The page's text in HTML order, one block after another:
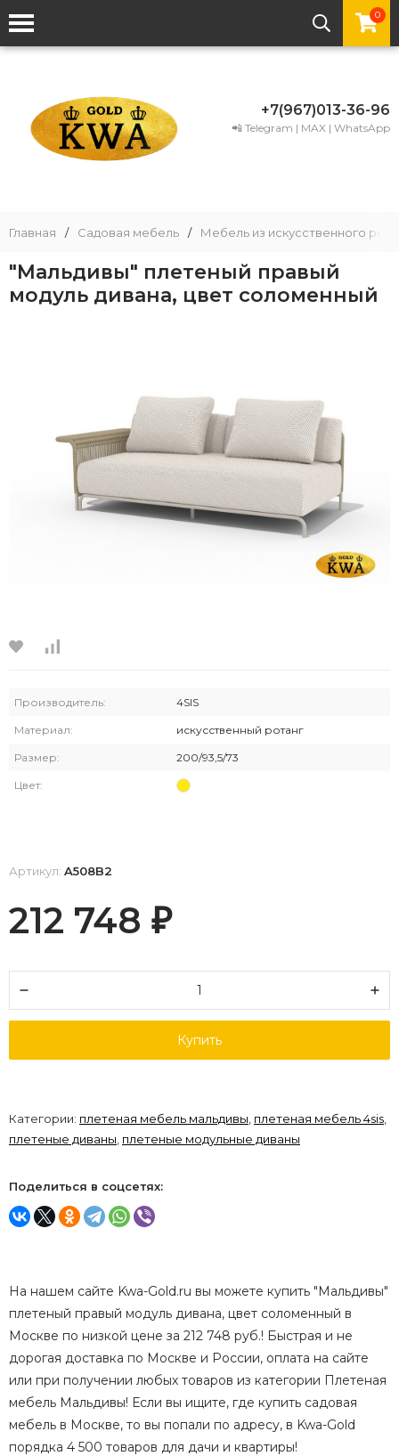
0
+7(967)013-36-96
📲 Telegram | MAX | WhatsApp
Главная / Садовая мебель / Мебель из искусственного
"Мальдивы" плетеный правый
модуль дивана, цвет соломенный
Производитель: 4SIS
Материал: искусственный ротанг
Размер: 200/93,5/73
Цвет:
Артикул: A508B2
212 748 ₽
Купить
Категории: плетеная мебель мальдивы плетеная мебель 4sis
плетеные диваны плетеные модульные диваны
Поделиться в соцсетях:
На нашем сайте Kwa-Gold.ru вы можете купить "Мальдивы"
плетеный правый модуль дивана, цвет соломенный в
Москве по низкой цене за 212 748 руб.! Быстрая и не
дорогая доставка по Москве и России, оплата на сайте
или при получении любых товаров из категории Плетеная
мебель Мальдивы! Если вы ищите, где купить садовая
мебель в Москве, то вы попали по адресу, в Kwa-Gold
порядка 4 500 товаров для дачи и квартиры!